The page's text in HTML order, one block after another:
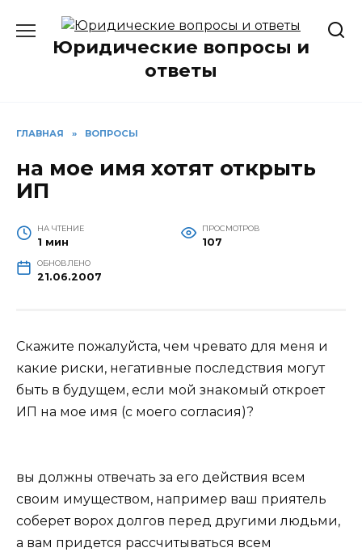
содержаниюЮридические вопросы и
ответы
ГЛАВНАЯ » ВОПРОСЫ
на мое имя хотят открыть
ИП
НА ЧТЕНИЕ
1 мин
ПРОСМОТРОВ
107
ОБНОВЛЕНО
21.06.2007
Скажите пожалуйста, чем чревато для меня и
какие риски, негативные последствия могут
быть в будущем, если мой знакомый откроет
ИП на мое имя (с моего согласия)?
вы должны отвечать за его действия всем
своим имуществом, например ваш приятель
соберет ворох долгов перед другими людьми,
а вам придется рассчитываться всем